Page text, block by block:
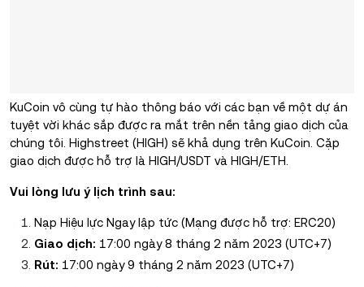
KuCoin vô cùng tự hào thông báo với các bạn về một dự án
tuyệt vời khác sắp được ra mắt trên nền tảng giao dịch của
chúng tôi. Highstreet (HIGH) sẽ khả dụng trên KuCoin. Cặp
giao dịch được hỗ trợ là HIGH/USDT và HIGH/ETH.
Vui lòng lưu ý lịch trình sau:
Nạp Hiệu lực Ngay lập tức (Mạng được hỗ trợ: ERC20)
Giao dịch: 17:00 ngày 8 tháng 2 năm 2023 (UTC+7)
Rút: 17:00 ngày 9 tháng 2 năm 2023 (UTC+7)